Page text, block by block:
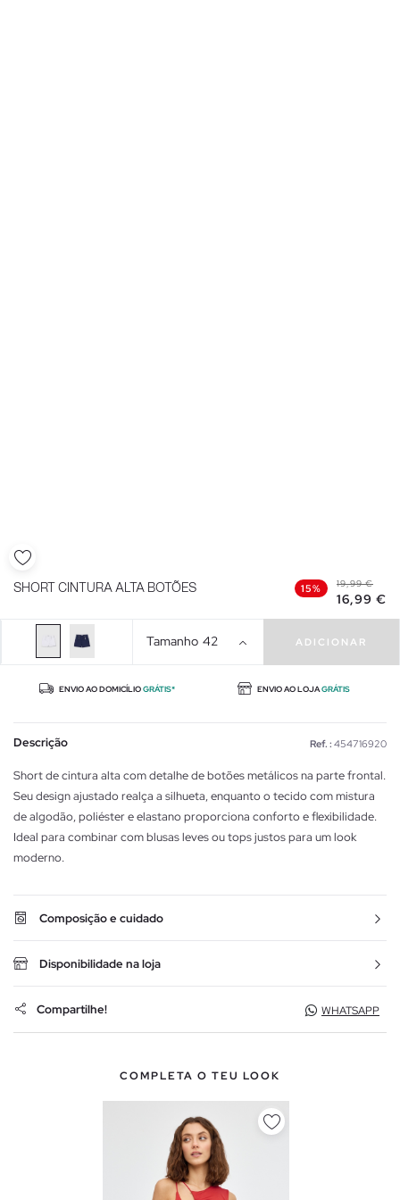
SHORT CINTURA ALTA BOTÕES 15% 19,99 €
16,99 €
Tamanho 42 ADICIONAR
ENVIO AO DOMICÍLIOGRÁTIS* ENVIO AO LOJAGRÁTIS
Descrição Ref. : 454716920
Short de cintura alta com detalhe de botões metálicos na parte frontal.
Seu design ajustado realça a silhueta, enquanto o tecido com mistura
de algodão, poliéster e elastano proporciona conforto e flexibilidade.
Ideal para combinar com blusas leves ou tops justos para um look
moderno.
Composição e cuidado
Disponibilidade na loja
Compartilhe! WHATSAPP
COMPLETA O TEU LOOK